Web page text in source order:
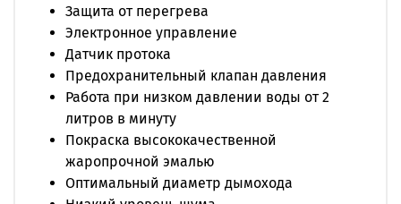
мощности.
Защита от перегрева
Электронное управление
Датчик протока
Предохранительный клапан давления
Работа при низком давлении воды от 2
литров в минуту
Покраска высококачественной
жаропрочной эмалью
Оптимальный диаметр дымохода